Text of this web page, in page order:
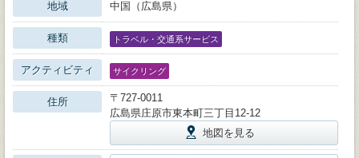
地域 中国（広島県）
種類 トラベル・交通系サービス
アクティビティ サイクリング
住所
〒727-0011
広島県庄原市東本町三丁目12-12
地図を見る